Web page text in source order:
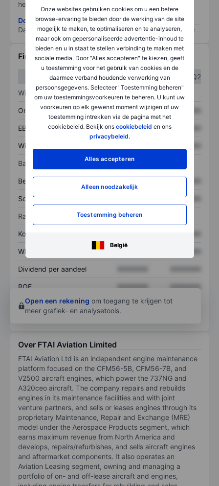
Onze websites gebruiken cookies om u een betere
browse-ervaring te bieden door de werking van de site
mogelijk te maken, te optimaliseren en te analyseren,
maar ook om gepersonaliseerde advertentie-inhoud te
bieden en u in staat te stellen verbinding te maken met
sociale media. Door "Alles accepteren" te kiezen, geeft
u toestemming voor het gebruik van cookies en de
daarmee verband houdende verwerking van
persoonsgegevens. Selecteer "Toestemming beheren"
om uw toestemmingsvoorkeuren te beheren. U kunt uw
voorkeuren op elk gewenst moment wijzigen of uw
toestemming intrekken via de pagina met het
cookiebeleid. Bekijk ons cookiebeleid en ons
privacybeleid.
Alles accepteren
Alleen noodzakelijk
Toestemming beheren
België
het grootste risico).
Download de ESG-risicomethodologie
Data provided by
/
Financiële gegevens
Q1
Q2
Winst/verlies
Omzet XXXXXXX XXXXXXX
EBITDA XXXXXXX XXXXXXX
Winst
Balans
Bezittingen XXXXXXX
Schulden XXXXXXX XXXXXXX
Ratio's
Koers/omzetratio
Winst per aandeel XXXXXXX
Dividend per aandeel
ROE XXXXXXX
XXXXXXX
Open een rekening om toegang te krijgen tot
meer grafiek- en analysetools.
Over FTAI Aviation Limited
FTAI Aviation Ltd is an independent engine maintenance
platform focused on the CFM56-5B, CFM56-7B, and
V2500 aircraft engines, which power the 737NG and
A320ceo aircraft. The company repairs and rebuilds
engines in its maintenance facilities and with joint
venture partners, and sells or leases engines through its
proprietary Maintenance, Repair and Exchange (MRE)
model under the Aerospace Products segment, which
earns maximum revenue from North America and
develops, repairs/refurbishes, and sells aircraft engines
and aftermarket components. It also operates an
Aviation Leasing segment, owning and managing a
portfolio of on- and off-lease aircraft and engines,